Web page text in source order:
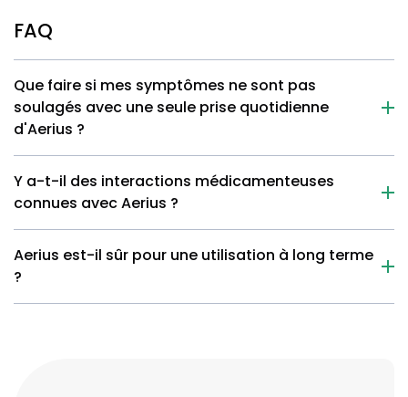
FAQ
Que faire si mes symptômes ne sont pas
soulagés avec une seule prise quotidienne
d'Aerius ?
Y a-t-il des interactions médicamenteuses
connues avec Aerius ?
Aerius est-il sûr pour une utilisation à long terme
?